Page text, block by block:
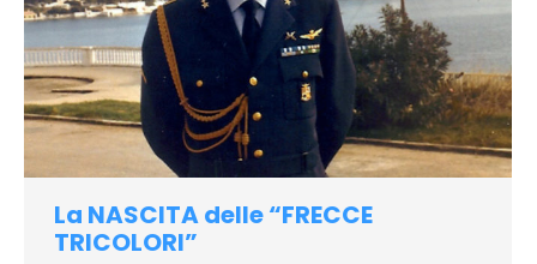
La NASCITA delle “FRECCE
TRICOLORI”